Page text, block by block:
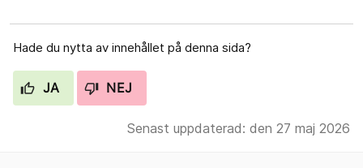
Hade du nytta av innehållet på denna sida?
JA NEJ
Senast uppdaterad: den 27 maj 2026